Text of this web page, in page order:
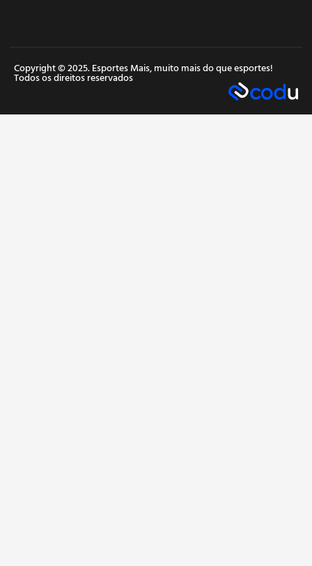
Copyright © 2025. Esportes Mais, muito mais do que esportes!
Todos os direitos reservados